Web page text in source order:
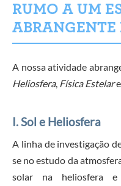
RUMO A UM
ABRANGENTE
A nossa atividade
Heliosfera, Física Estelare
I. Sol e Heliosfera
A linha de investigação
se no estudo da
solar na heliosfera e